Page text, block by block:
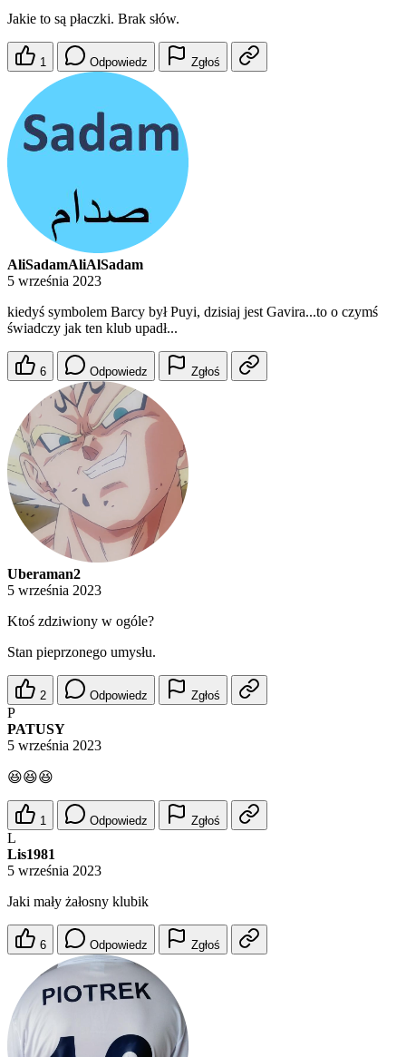
Jakie to są płaczki. Brak słów.
1 Odpowiedz Zgłoś
AliSadamAliAlSadam
5 września 2023
kiedyś symbolem Barcy był Puyi, dzisiaj jest Gavira...to o czymś
świadczy jak ten klub upadł...
6 Odpowiedz Zgłoś
Uberaman2
5 września 2023
Ktoś zdziwiony w ogóle?
Stan pieprzonego umysłu.
2 Odpowiedz Zgłoś
P
PATUSY
5 września 2023
😆😆😆
1 Odpowiedz Zgłoś
L
Lis1981
5 września 2023
Jaki mały żałosny klubik
6 Odpowiedz Zgłoś